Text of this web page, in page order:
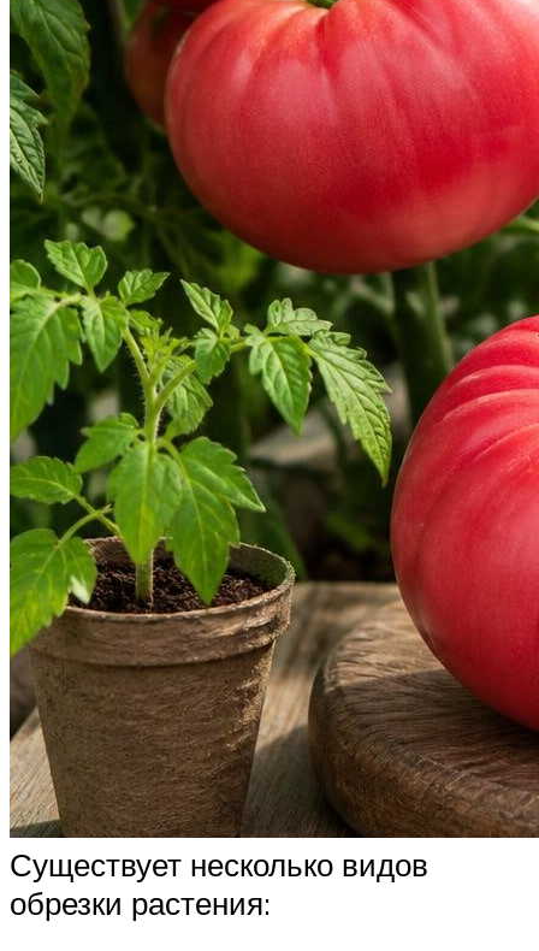
Существует несколько видов
обрезки растения: